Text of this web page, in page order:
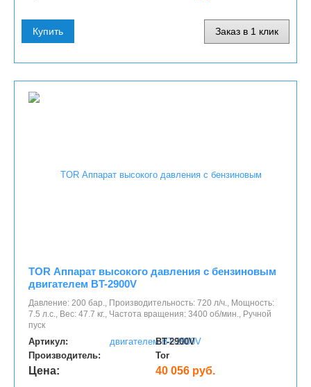
Купить Заказ в 1 клик
TOR Аппарат высокого давления с бензиновым
двигателем BT-2900V
Давление: 200 бар., Производительность: 720 л/ч., Мощность:
7.5 л.с., Вес: 47.7 кг., Частота вращения: 3400 об/мин., Ручной
пуск
Артикул:
BT-2900V
Производитель:
Tor
Цена: 40 056 руб.